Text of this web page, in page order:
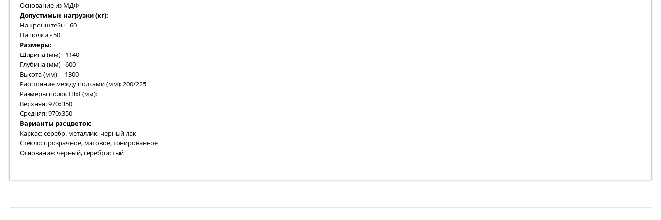
Основание из МДФ
Допустимые нагрузки (кг):
На кронштейн - 60
На полки - 50
Размеры:
Ширина (мм) - 1140
Глубина (мм) - 600
Высота (мм) - 1300
Расстояние между полками (мм): 200/225
Размеры полок ШхГ(мм):
Верхняя: 970х350
Средняя: 970х350
Варианты расцветок:
Каркас: серебр. металлик, черный лак
Стекло: прозрачное, матовое, тонированное
Основание: черный, серебристый